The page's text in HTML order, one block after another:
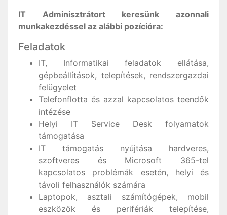
IT Adminisztrátort keresünk azonnali
munkakezdéssel az alábbi pozícióra:
Feladatok
IT, Informatikai feladatok ellátása,
gépbeállítások, telepítések, rendszergazdai
felügyelet
Telefonflotta és azzal kapcsolatos teendők
intézése
Helyi IT Service Desk folyamatok
támogatása
IT támogatás nyújtása hardveres,
szoftveres és Microsoft 365-tel
kapcsolatos problémák esetén, helyi és
távoli felhasználók számára
Laptopok, asztali számítógépek, mobil
eszközök és perifériák telepítése,